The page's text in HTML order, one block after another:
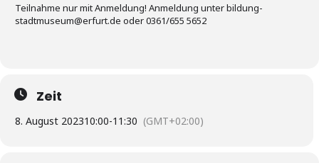
Teilnahme nur mit Anmeldung! Anmeldung unter bildung-
stadtmuseum@erfurt.de oder 0361/655 5652
Zeit
8. August 202310:00-11:30 (GMT+02:00)